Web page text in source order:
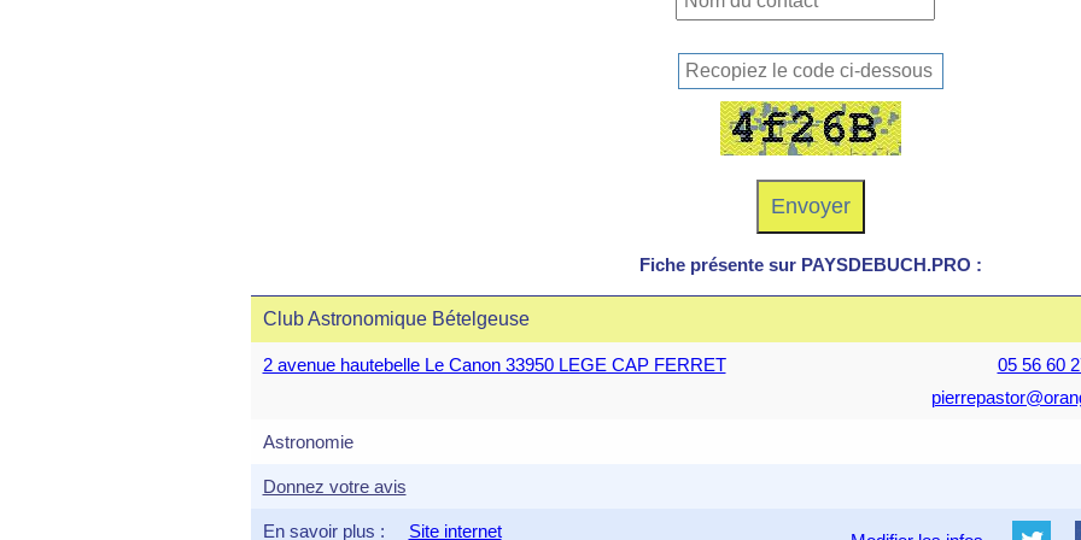
Fiche présente sur PAYSDEBUCH.PRO :
Club Astronomique Bételgeuse
2 avenue hautebelle Le Canon 33950 LEGE CAP FERRET
05 56 60
Astronomie
Donnez votre avis
En savoir plus : Site internet